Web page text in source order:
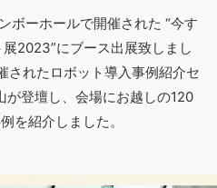
ボーホールで開催された “今す
2023”にブース出展致しまし
されたロボット導入事例紹介セ
登壇し、会場にお越しの120
を紹介しました。